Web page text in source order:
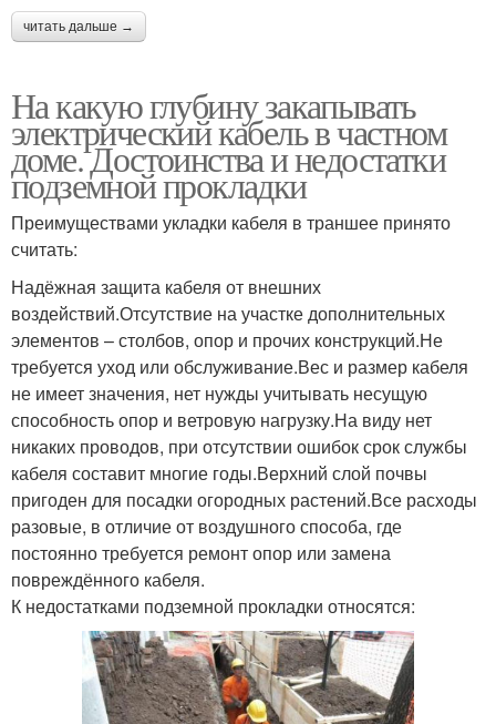
читать дальше →
На какую глубину закапывать
электрический кабель в частном
доме. Достоинства и недостатки
подземной прокладки
Преимуществами укладки кабеля в траншее принято
считать:
Надёжная защита кабеля от внешних
воздействий.Отсутствие на участке дополнительных
элементов – столбов, опор и прочих конструкций.Не
требуется уход или обслуживание.Вес и размер кабеля
не имеет значения, нет нужды учитывать несущую
способность опор и ветровую нагрузку.На виду нет
никаких проводов, при отсутствии ошибок срок службы
кабеля составит многие годы.Верхний слой почвы
пригоден для посадки огородных растений.Все расходы
разовые, в отличие от воздушного способа, где
постоянно требуется ремонт опор или замена
повреждённого кабеля.
К недостатками подземной прокладки относятся: